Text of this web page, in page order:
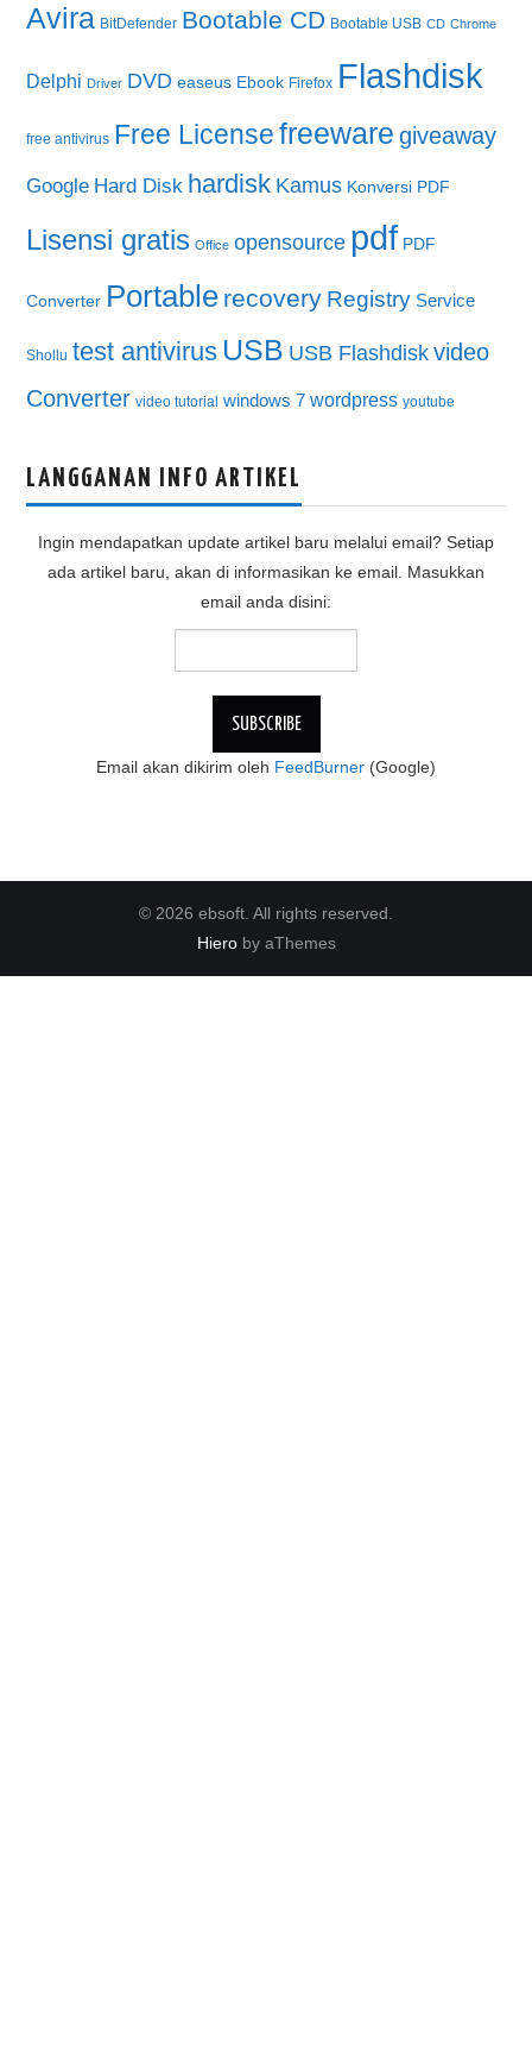
Avira BitDefender Bootable CD Bootable USB CD Chrome
Delphi Driver DVD easeus Ebook Firefox Flashdisk
free antivirus Free License freeware giveaway
Google Hard Disk hardisk Kamus Konversi PDF
Lisensi gratis Office opensource pdf PDF
Converter Portable recovery Registry Service
Shollu test antivirus USB USB Flashdisk video
Converter video tutorial windows 7 wordpress youtube
LANGGANAN INFO ARTIKEL
Ingin mendapatkan update artikel baru melalui email? Setiap
ada artikel baru, akan di informasikan ke email. Masukkan
email anda disini:
Email akan dikirim oleh FeedBurner (Google)
© 2026 ebsoft. All rights reserved.
Hieroby aThemes